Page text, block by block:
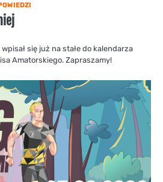
się już na stałe do kalendarza
Amatorskiego. Zapraszamy!